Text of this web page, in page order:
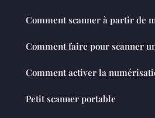
Comment scanner à partir de
Comment faire pour scanner
Comment activer la
Petit scanner portable